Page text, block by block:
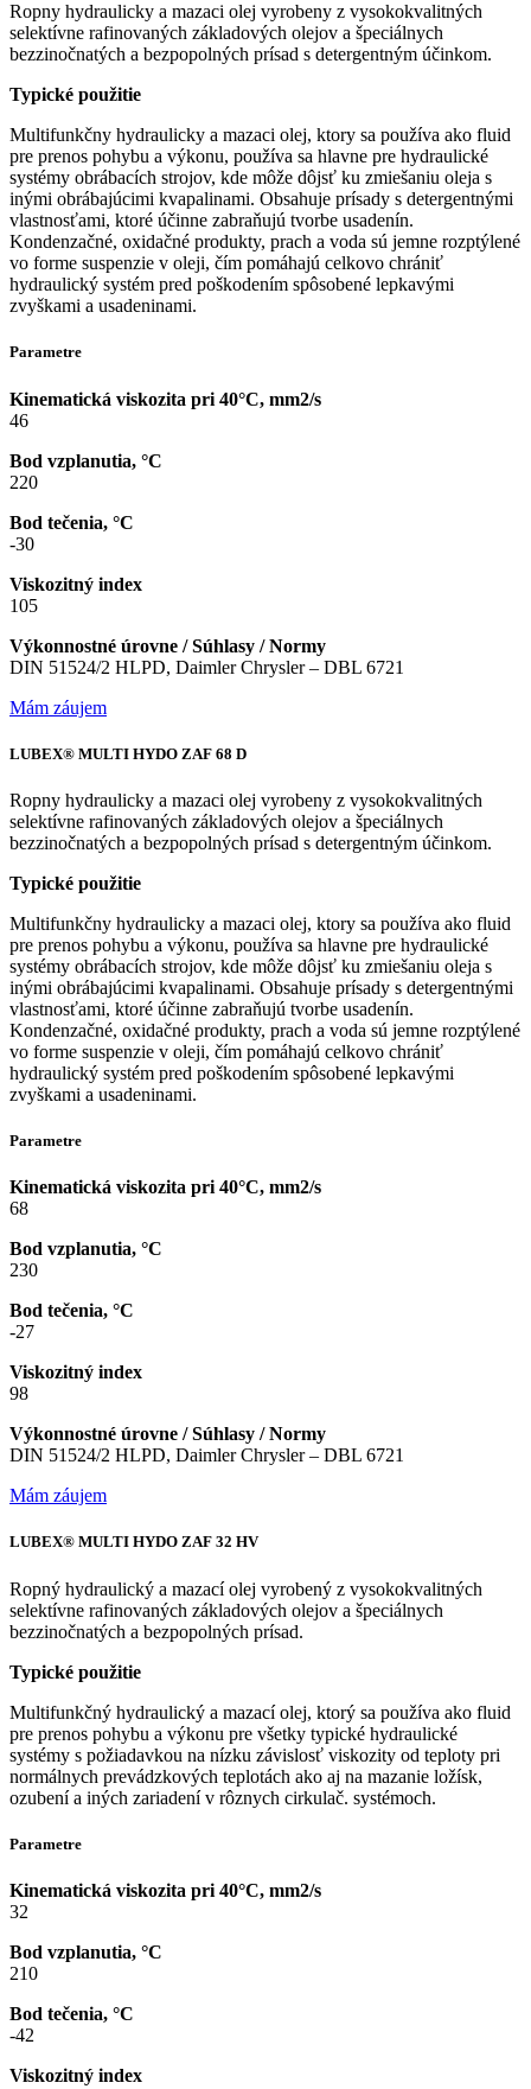
Ropny hydraulicky a mazaci olej vyrobeny z vysokokvalitných
selektívne rafinovaných základových olejov a špeciálnych
bezzinočnatých a bezpopolných prísad s detergentným účinkom.
Typické použitie
Multifunkčny hydraulicky a mazaci olej, ktory sa používa ako fluid
pre prenos pohybu a výkonu, používa sa hlavne pre hydraulické
systémy obrábacích strojov, kde môže dôjsť ku zmiešaniu oleja s
inými obrábajúcimi kvapalinami. Obsahuje prísady s detergentnými
vlastnosťami, ktoré účinne zabraňujú tvorbe usadenín.
Kondenzačné, oxidačné produkty, prach a voda sú jemne rozptýlené
vo forme suspenzie v oleji, čím pomáhajú celkovo chrániť
hydraulický systém pred poškodením spôsobené lepkavými
zvyškami a usadeninami.
Parametre
Kinematická viskozita pri 40°C, mm2/s
46
Bod vzplanutia, °C
220
Bod tečenia, °C
-30
Viskozitný index
105
Výkonnostné úrovne / Súhlasy / Normy
DIN 51524/2 HLPD, Daimler Chrysler – DBL 6721
Mám záujem
LUBEX® MULTI HYDO ZAF 68 D
Ropny hydraulicky a mazaci olej vyrobeny z vysokokvalitných
selektívne rafinovaných základových olejov a špeciálnych
bezzinočnatých a bezpopolných prísad s detergentným účinkom.
Typické použitie
Multifunkčny hydraulicky a mazaci olej, ktory sa používa ako fluid
pre prenos pohybu a výkonu, používa sa hlavne pre hydraulické
systémy obrábacích strojov, kde môže dôjsť ku zmiešaniu oleja s
inými obrábajúcimi kvapalinami. Obsahuje prísady s detergentnými
vlastnosťami, ktoré účinne zabraňujú tvorbe usadenín.
Kondenzačné, oxidačné produkty, prach a voda sú jemne rozptýlené
vo forme suspenzie v oleji, čím pomáhajú celkovo chrániť
hydraulický systém pred poškodením spôsobené lepkavými
zvyškami a usadeninami.
Parametre
Kinematická viskozita pri 40°C, mm2/s
68
Bod vzplanutia, °C
230
Bod tečenia, °C
-27
Viskozitný index
98
Výkonnostné úrovne / Súhlasy / Normy
DIN 51524/2 HLPD, Daimler Chrysler – DBL 6721
Mám záujem
LUBEX® MULTI HYDO ZAF 32 HV
Ropný hydraulický a mazací olej vyrobený z vysokokvalitných
selektívne rafinovaných základových olejov a špeciálnych
bezzinočnatých a bezpopolných prísad.
Typické použitie
Multifunkčný hydraulický a mazací olej, ktorý sa používa ako fluid
pre prenos pohybu a výkonu pre všetky typické hydraulické
systémy s požiadavkou na nízku závislosť viskozity od teploty pri
normálnych prevádzkových teplotách ako aj na mazanie ložísk,
ozubení a iných zariadení v rôznych cirkulač. systémoch.
Parametre
Kinematická viskozita pri 40°C, mm2/s
32
Bod vzplanutia, °C
210
Bod tečenia, °C
-42
Viskozitný index